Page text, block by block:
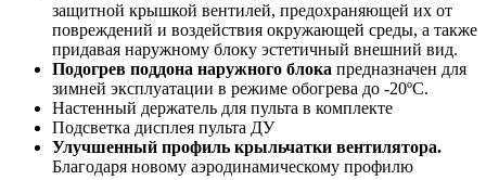
защитной крышкой вентилей, предохраняющей их от
повреждений и воздействия окружающей среды, а также
придавая наружному блоку эстетичный внешний вид.
Подогрев поддона наружного блока предназначен для
зимней эксплуатации в режиме обогрева до -20ºС.
Настенный держатель для пульта в комплекте
Подсветка дисплея пульта ДУ
Улучшенный профиль крыльчатки вентилятора.
Благодаря новому аэродинамическому профилю